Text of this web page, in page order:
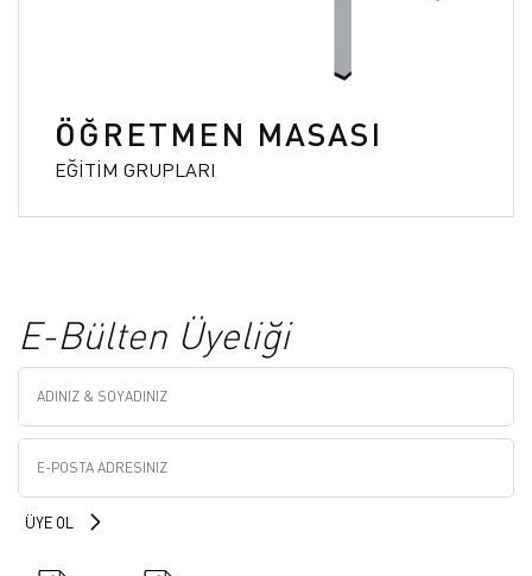
ÖĞRETMEN MASASI
EĞİTİM GRUPLARI
E-Bülten Üyeliği